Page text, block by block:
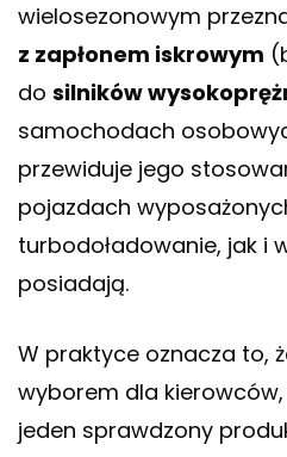
wielosezonowym
z zapłonem iskrowym
do silników
samochodach
przewiduje jego
pojazdach
turbodoładowanie, jak i
posiadają.
W praktyce oznacza to,
wyborem dla
jeden sprawdzony